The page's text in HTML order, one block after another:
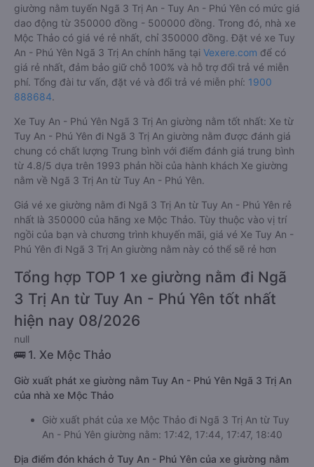
giường nằm tuyến Ngã 3 Trị An - Tuy An - Phú Yên có mức giá
dao động từ 350000 đồng - 500000 đồng. Trong đó, nhà xe
Mộc Thảo có giá vé rẻ nhất, chỉ 350000 đồng. Đặt vé xe Tuy
An - Phú Yên Ngã 3 Trị An chính hãng tại Vexere.com để có
giá rẻ nhất, đảm bảo giữ chỗ 100% và hỗ trợ đổi trả vé miễn
phí. Tổng đài tư vấn, đặt vé và đổi trả vé miễn phí: 1900
888684.
Xe Tuy An - Phú Yên Ngã 3 Trị An giường nằm tốt nhất: Xe từ
Tuy An - Phú Yên đi Ngã 3 Trị An giường nằm được đánh giá
chung có chất lượng Trung bình với điểm đánh giá trung bình
từ 4.8/5 dựa trên 1993 phản hồi của hành khách Xe giường
nằm về Ngã 3 Trị An từ Tuy An - Phú Yên.
Giá vé xe giường nằm đi Ngã 3 Trị An từ Tuy An - Phú Yên rẻ
nhất là 350000 của hãng xe Mộc Thảo. Tùy thuộc vào vị trí
ngồi của bạn và chương trình khuyến mãi, giá vé Xe Tuy An -
Phú Yên đi Ngã 3 Trị An giường nằm này có thể sẽ rẻ hơn
Tổng hợp TOP 1 xe giường nằm đi Ngã
3 Trị An từ Tuy An - Phú Yên tốt nhất
hiện nay 08/2026
null
🚌 1. Xe Mộc Thảo
Giờ xuất phát xe giường nằm Tuy An - Phú Yên Ngã 3 Trị An
của nhà xe Mộc Thảo
Giờ xuất phát của xe Mộc Thảo đi Ngã 3 Trị An từ Tuy
An - Phú Yên giường nằm: 17:42, 17:44, 17:47, 18:40
Địa điểm đón khách ở Tuy An - Phú Yên của xe giường nằm